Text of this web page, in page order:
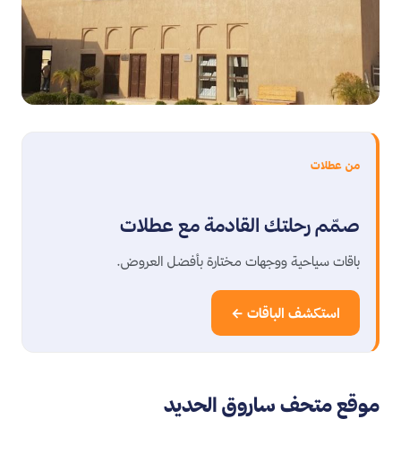
من عطلات
صمّم رحلتك القادمة مع عطلات
باقات سياحية ووجهات مختارة بأفضل العروض.
استكشف الباقات ←
موقع متحف ساروق الحديد